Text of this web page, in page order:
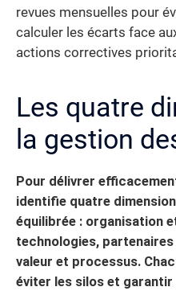
revues mensuelles pour
calculer les écarts face
actions correctives
Les quatre
la gestion
Pour délivrer
identifie quatre
équilibrée : organisation
technologies,
valeur et processus.
éviter les silos et